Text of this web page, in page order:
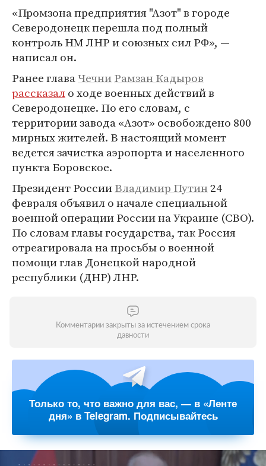
«Промзона предприятия "Азот" в городе
Северодонецк перешла под полный
контроль НМ ЛНР и союзных сил РФ», —
написал он.
Ранее главаЧечниРамзан Кадыров
рассказало ходе военных действий в
Северодонецке. По его словам, с
территории завода «Азот» освобождено 800
мирных жителей. В настоящий момент
ведется зачистка аэропорта и населенного
пункта Боровское.
Президент РоссииВладимир Путин24
февраля объявил о начале специальной
военной операции России на Украине (СВО).
По словам главы государства, так Россия
отреагировала на просьбы о военной
помощи глав Донецкой народной
республики (ДНР) ЛНР.
Комментарии закрыты за истечением срока
давности
Только то, что важно для вас, — в «Ленте
дня» в Telegram. Подписывайтесь